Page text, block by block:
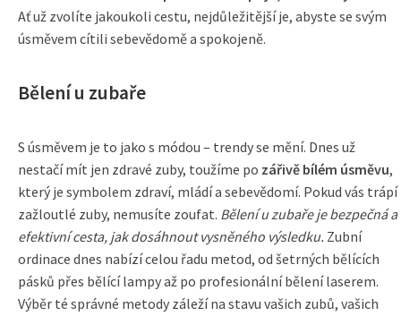
Ať už zvolíte jakoukoli cestu, nejdůležitější je, abyste se svým
úsměvem cítili sebevědomě a spokojeně.
Bělení u zubaře
S úsměvem je to jako s módou – trendy se mění. Dnes už
nestačí mít jen zdravé zuby, toužíme po zářivě bílém úsměvu,
který je symbolem zdraví, mládí a sebevědomí. Pokud vás trápí
zažloutlé zuby, nemusíte zoufat. Bělení u zubaře je bezpečná a
efektivní cesta, jak dosáhnout vysněného výsledku. Zubní
ordinace dnes nabízí celou řadu metod, od šetrných bělících
pásků přes bělící lampy až po profesionální bělení laserem.
Výběr té správné metody záleží na stavu vašich zubů, vašich